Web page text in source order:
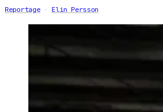
Reportage Elin Persson